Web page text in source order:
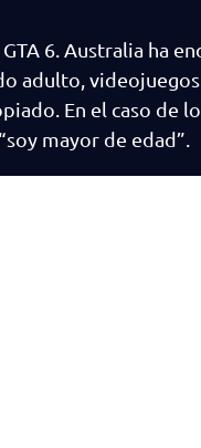
6. Australia ha
adulto,
En el caso de
mayor de edad”.